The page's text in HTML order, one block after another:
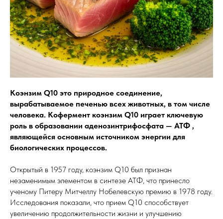
Коэнзим Q10 это природное соединение,
вырабатываемое печенью всех животных, в том числе
человека. Кофермент коэнзим Q10 играет ключевую
роль в образовании аденозинтрифосфата — АТФ ,
являющейся основным источником энергии для
биологических процессов.
Открытый в 1957 году, коэнзим Q10 был признан
незаменимым элементом в синтезе АТФ, что принесло
ученому Питеру Митчеллу Нобелевскую премию в 1978 году.
Исследования показали, что прием Q10 способствует
увеличению продолжительности жизни и улучшению